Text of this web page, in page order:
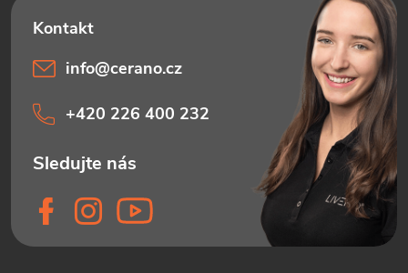
info@cerano.cz
+420 226 400 232